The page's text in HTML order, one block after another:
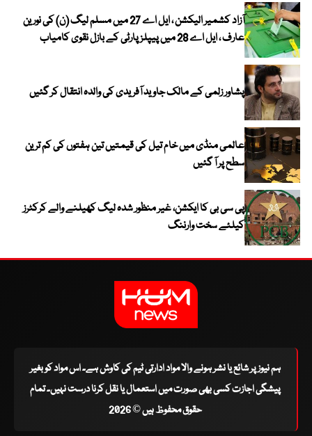
آزاد کشمیر الیکشن ، ایل اے 27 میں مسلم لیگ (ن) کی نورین
عارف ، ایل اے 28 میں پیپلز پارٹی کے بازل نقوی کامیاب
پشاور زلمی کے مالک جاوید آفریدی کی والدہ انتقال کر گئیں
عالمی منڈی میں خام تیل کی قیمتیں تین ہفتوں کی کم ترین
سطح پر آ گئیں
پی سی بی کا ایکشن، غیر منظور شدہ لیگ کھیلنے والے کرکٹرز
کیلئے سخت وارننگ
ہم نیوز پر شائع یا نشر ہونے والا مواد ادارتی ٹیم کی کاوش ہے۔ اس مواد کو بغیر
پیشگی اجازت کسی بھی صورت میں استعمال یا نقل کرنا درست نہیں۔ تمام
حقوق محفوظ ہیں © 2026